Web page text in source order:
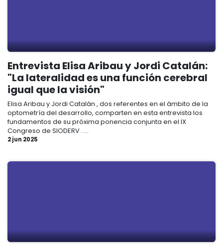
Entrevista Elisa Aribau y Jordi Catalán:
"La lateralidad es una función cerebral
igual que la visión"
Elisa Aribau y Jordi Catalán , dos referentes en el ámbito de la
optometría del desarrollo, comparten en esta entrevista los
fundamentos de su próxima ponencia conjunta en el IX
Congreso de SIODERV . ...
2 jun 2025